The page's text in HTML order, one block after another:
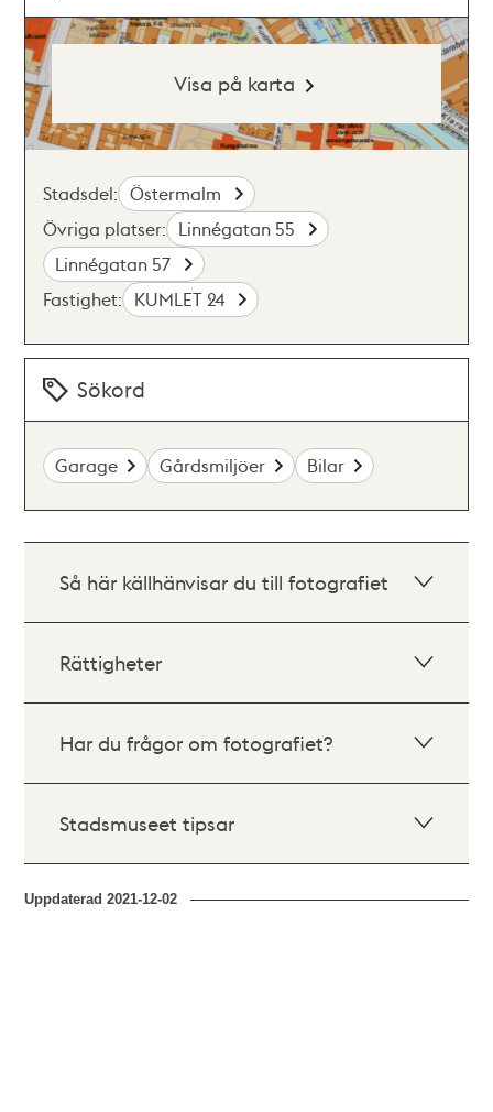
Visa på karta
Stadsdel: Östermalm
Övriga platser: Linnégatan 55
Linnégatan 57
Fastighet: KUMLET 24
Sökord
Garage Gårdsmiljöer Bilar
Så här källhänvisar du till fotografiet
Rättigheter
Har du frågor om fotografiet?
Stadsmuseet tipsar
Uppdaterad2021-12-02